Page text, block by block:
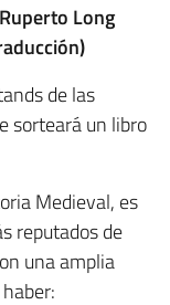
Long
de las
sorteará un libro
Medieval, es
reputados de
una amplia